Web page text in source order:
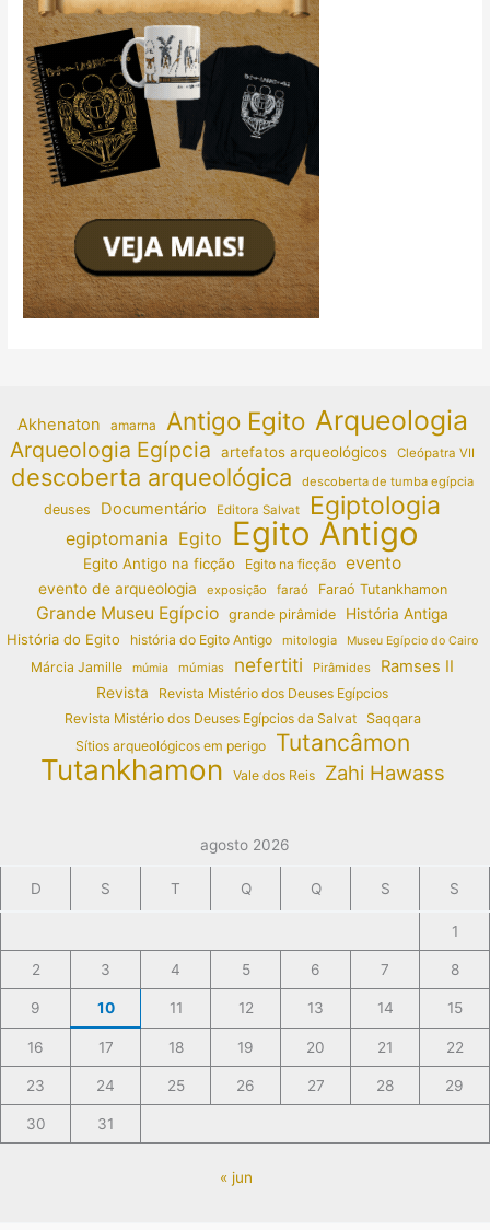
Akhenaton amarna Antigo Egito Arqueologia
Arqueologia Egípcia artefatos arqueológicos Cleópatra VII
descoberta arqueológica descoberta de tumba egípcia
deuses Documentário Editora Salvat Egiptologia
egiptomania Egito Egito Antigo
Egito Antigo na ficção Egito na ficção evento
evento de arqueologia exposição faraó Faraó Tutankhamon
Grande Museu Egípcio grande pirâmide
História Antiga
História do Egito
história do Egito Antigo mitologia Museu Egípcio do Cairo
Márcia Jamille múmia múmias nefertiti Pirâmides Ramses II
Revista
Revista Mistério dos Deuses Egípcios
Revista Mistério dos Deuses Egípcios da Salvat
Saqqara
Sítios arqueológicos em perigo
Tutancâmon
Tutankhamon Vale dos Reis Zahi Hawass
agosto 2026
D S T Q Q S S
1
2 3 4 5 6 7 8
9 10 11 12 13 14 15
16 17 18 19 20 21 22
23 24 25 26 27 28 29
30 31
« jun